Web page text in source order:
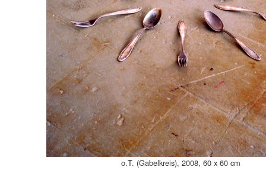
o.T. (Gabelkreis), 2008, 60 x 60 cm